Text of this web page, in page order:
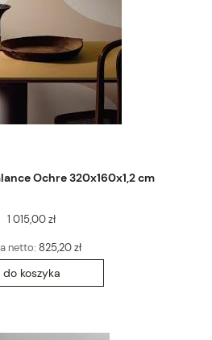
Ochre 320x160x1,2 cm
1 015,00 zł
netto: 825,20 zł
do koszyka